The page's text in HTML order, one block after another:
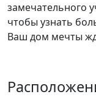
замечательного
чтобы узнать
Ваш дом мечты